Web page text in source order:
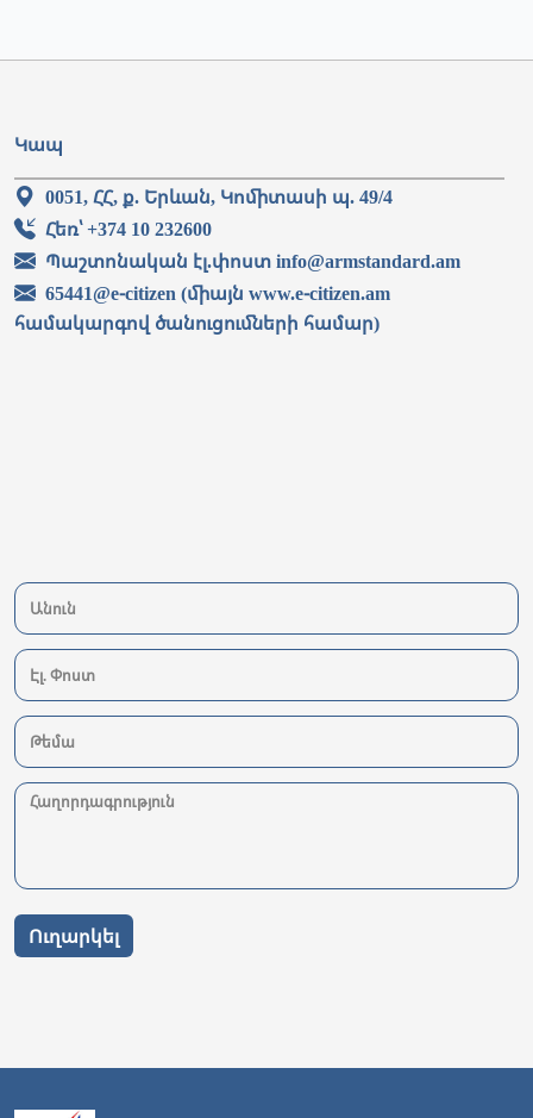
Կապ
0051, ՀՀ, ք. Երևան, Կոմիտասի պ. 49/4
Հեռ՝ +374 10 232600
Պաշտոնական էլ.փոստ info@armstandard.am
65441@e-citizen (միայն www.e-citizen.am
համակարգով ծանուցումների համար)
Ուղարկել